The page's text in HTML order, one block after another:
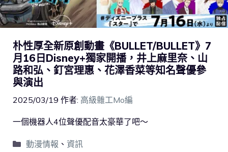
朴性厚全新原創動畫《BULLET/BULLET》7
月16日Disney+獨家開播，井上麻里奈、山
路和弘、釘宮理惠、花澤香菜等知名聲優參
與演出
2025/03/19 作者: 高級雜工Mo編
一個機器人4位聲優配音太豪華了吧～
動漫情報 、 資訊